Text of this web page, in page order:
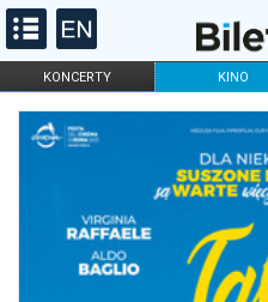
KONCERTY KINO
FILHARMONIA OPERA I
DLA DZIECI
ONLINE